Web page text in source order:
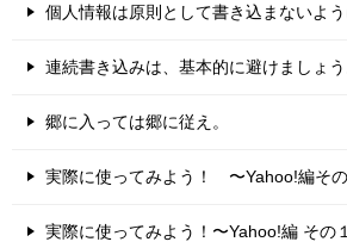
個人情報は原則として書き込まないよう
連続書き込みは、基本的に避けましょう
郷に入っては郷に従え。
実際に使ってみよう！ 〜Yahoo!編そ
実際に使ってみよう！〜Yahoo!編 その